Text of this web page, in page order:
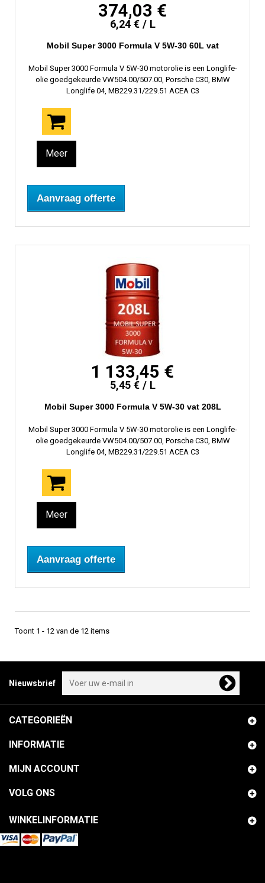
374,03 €
6,24 € / L
Mobil Super 3000 Formula V 5W-30 60L vat
Mobil Super 3000 Formula V 5W-30 motorolie is een Longlife-
olie goedgekeurde VW504.00/507.00, Porsche C30, BMW
Longlife 04, MB229.31/229.51 ACEA C3
Meer
Aanvraag offerte
1 133,45 €
5,45 € / L
Mobil Super 3000 Formula V 5W-30 vat 208L
Mobil Super 3000 Formula V 5W-30 motorolie is een Longlife-
olie goedgekeurde VW504.00/507.00, Porsche C30, BMW
Longlife 04, MB229.31/229.51 ACEA C3
Meer
Aanvraag offerte
Toont 1 - 12 van de 12 items
Nieuwsbrief
CATEGORIEËN
INFORMATIE
MIJN ACCOUNT
VOLG ONS
WINKELINFORMATIE